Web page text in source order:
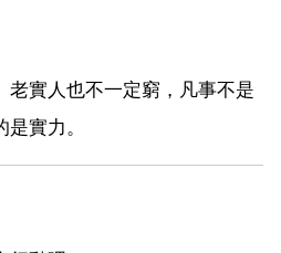
老實人也不一定窮，凡事不是
實力。